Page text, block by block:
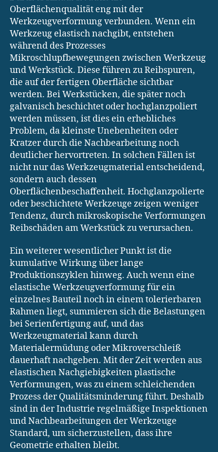
Oberflächenqualität eng mit der
Werkzeugverformung verbunden. Wenn ein
Werkzeug elastisch nachgibt, entstehen
während des Prozesses
Mikroschlupfbewegungen zwischen Werkzeug
und Werkstück. Diese führen zu Reibspuren,
die auf der fertigen Oberfläche sichtbar
werden. Bei Werkstücken, die später noch
galvanisch beschichtet oder hochglanzpoliert
werden müssen, ist dies ein erhebliches
Problem, da kleinste Unebenheiten oder
Kratzer durch die Nachbearbeitung noch
deutlicher hervortreten. In solchen Fällen ist
nicht nur das Werkzeugmaterial entscheidend,
sondern auch dessen
Oberflächenbeschaffenheit. Hochglanzpolierte
oder beschichtete Werkzeuge zeigen weniger
Tendenz, durch mikroskopische Verformungen
Reibschäden am Werkstück zu verursachen.
Ein weiterer wesentlicher Punkt ist die
kumulative Wirkung über lange
Produktionszyklen hinweg. Auch wenn eine
elastische Werkzeugverformung für ein
einzelnes Bauteil noch in einem tolerierbaren
Rahmen liegt, summieren sich die Belastungen
bei Serienfertigung auf, und das
Werkzeugmaterial kann durch
Materialermüdung oder Mikroverschleiß
dauerhaft nachgeben. Mit der Zeit werden aus
elastischen Nachgiebigkeiten plastische
Verformungen, was zu einem schleichenden
Prozess der Qualitätsminderung führt. Deshalb
sind in der Industrie regelmäßige Inspektionen
und Nachbearbeitungen der Werkzeuge
Standard, um sicherzustellen, dass ihre
Geometrie erhalten bleibt.